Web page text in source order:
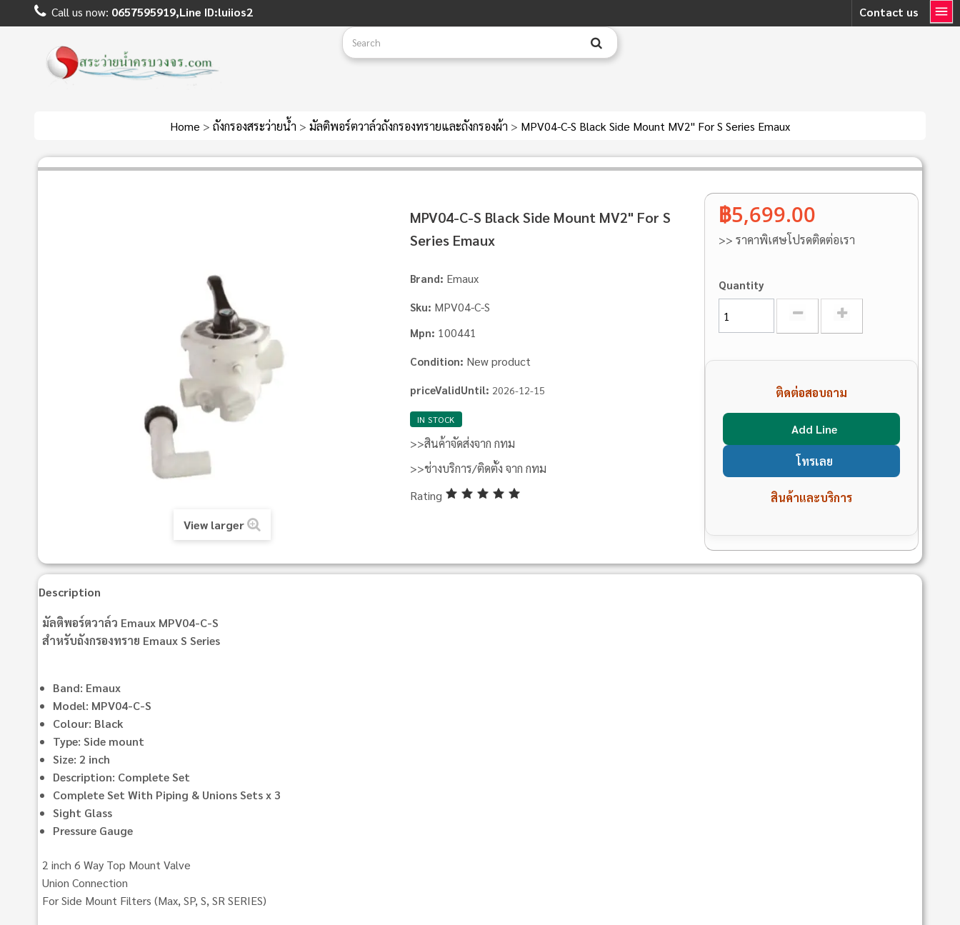
Contact us
Call us now: 0657595919,Line ID:luiios2
Home > ถังกรองสระว่ายน้ำ > มัลติพอร์ตวาล์วถังกรองทรายและถังกรองผ้า > MPV04-C-S Black Side Mount MV2" For S Series Emaux
View larger
MPV04-C-S Black Side Mount MV2" For S
Series Emaux
Brand: Emaux
Sku: MPV04-C-S
Mpn: 100441
Condition: New product
priceValidUntil: 2026-12-15
IN STOCK
>>สินค้าจัดส่งจาก กทม
>>ช่างบริการ/ติดตั้ง จาก กทม
Rating
฿5,699.00
>> ราคาพิเศษโปรดติดต่อเรา
Quantity
ติดต่อสอบถาม
Add Line
โทรเลย
สินค้าและบริการ
Description
มัลติพอร์ตวาล์ว Emaux MPV04-C-S
สำหรับถังกรองทราย Emaux S Series
Band: Emaux
Model: MPV04-C-S
Colour: Black
Type: Side mount
Size: 2 inch
Description: Complete Set
Complete Set With Piping & Unions Sets x 3
Sight Glass
Pressure Gauge
2 inch 6 Way Top Mount Valve
Union Connection
For Side Mount Filters (Max, SP, S, SR SERIES)